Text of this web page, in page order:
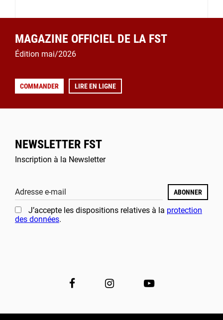
MAGAZINE OFFICIEL DE LA FST
Édition mai/2026
COMMANDER LIRE EN LIGNE
NEWSLETTER FST
Inscription à la Newsletter
Adresse e-mail ABONNER
J’accepte les dispositions relatives à la protection
des données.